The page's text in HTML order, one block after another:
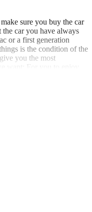
sure you buy the car
car you have always
or a first generation
is the condition of the
you the most
want: For you to enjoy
relation with our
we can advise you on
and worldwide
high quality classic
Peter Straathof & Guido
& soul. Peter has been